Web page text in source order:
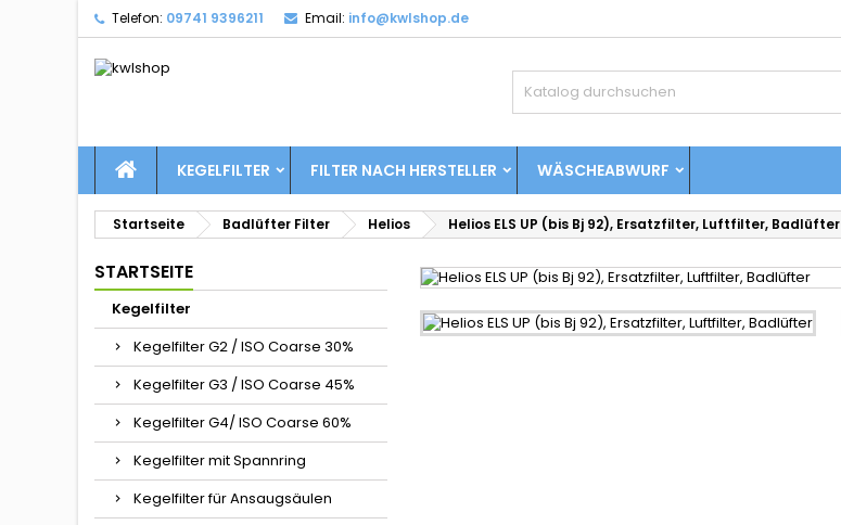
Telefon: 09741 9396211 Email: info@kwlshop.de
KEGELFILTER FILTER NACH HERSTELLER WÄSCHEABWURF
Startseite Badlüfter Filter Helios Helios ELS UP (bis Bj 92), Ersatzfilter, Luftfilter, Badlüfter
STARTSEITE
Kegelfilter
Kegelfilter G2 / ISO Coarse 30%
Kegelfilter G3 / ISO Coarse 45%
Kegelfilter G4/ ISO Coarse 60%
Kegelfilter mit Spannring
Kegelfilter für Ansaugsäulen